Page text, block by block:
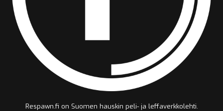
Respawn.fi on Suomen hauskin peli- ja leffaverkkolehti.